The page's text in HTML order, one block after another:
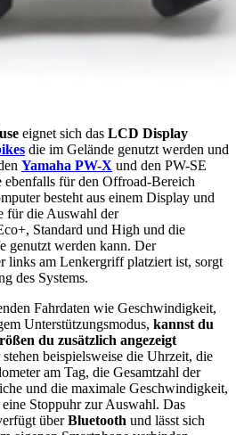
eignet sich das LCD Display
die im Gelände genutzt werden und
Yamaha PW-X und den PW-SE
für den Offroad-Bereich
besteht aus einem Display und
für die Auswahl der
Standard und High und die
genutzt werden kann. Der
links am Lenkergriff platziert ist, sorgt
des Systems.
Fahrdaten wie Geschwindigkeit,
Unterstützungsmodus, kannst du
du zusätzlich angezeigt
beispielsweise die Uhrzeit, die
am Tag, die Gesamtzahl der
und die maximale Geschwindigkeit,
Stoppuhr zur Auswahl. Das
überBluetooth und lässt sich